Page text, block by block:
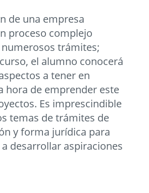
de una empresa
proceso complejo
trámites;
el alumno conocerá
a tener en
hora de emprender este
Es imprescindible
temas de trámites de
y forma jurídica para
desarrollar aspiraciones